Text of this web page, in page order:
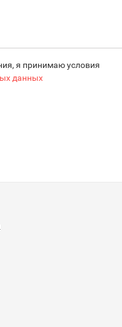
я принимаю условия
данных